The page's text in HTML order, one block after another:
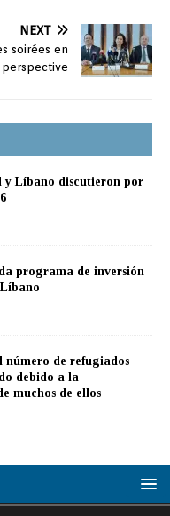
NEXT
soirées en
perspective
y Líbano discutieron por
programa de inversión
número de refugiados
debido a la
muchos de ellos